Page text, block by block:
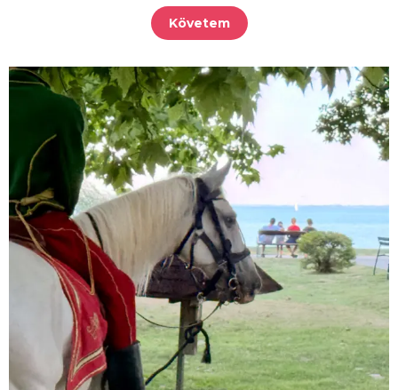
Követem